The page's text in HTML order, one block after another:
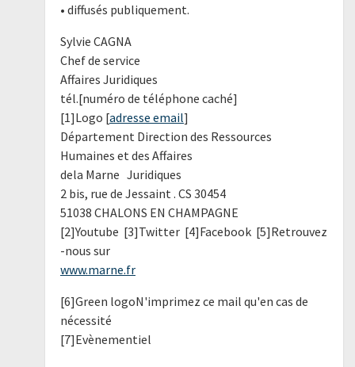
• diffusés publiquement.
Sylvie CAGNA
Chef de service
Affaires Juridiques
tél.[numéro de téléphone caché]
[1]Logo [adresse email]
Département Direction des Ressources
Humaines et des Affaires
dela Marne Juridiques
2 bis, rue de Jessaint . CS 30454
51038 CHALONS EN CHAMPAGNE
[2]Youtube [3]Twitter [4]Facebook [5]Retrouvez
-nous sur
www.marne.fr
[6]Green logoN'imprimez ce mail qu'en cas de
nécessité
[7]Evènementiel